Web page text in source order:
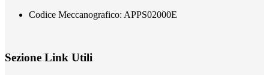
Codice Meccanografico: APPS02000E
Sezione Link Utili